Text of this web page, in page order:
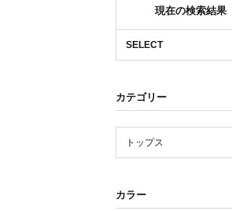
現在の検索結果
SELECT
カテゴリー
トップス
カラー